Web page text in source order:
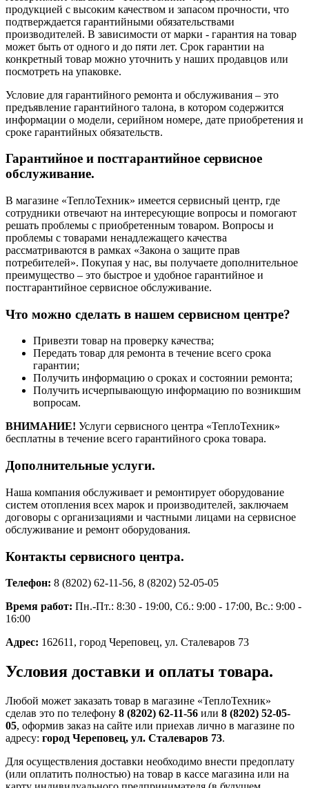
продукцией с высоким качеством и запасом прочности, что
подтверждается гарантийными обязательствами
производителей. В зависимости от марки - гарантия на товар
может быть от одного и до пяти лет. Срок гарантии на
конкретный товар можно уточнить у наших продавцов или
посмотреть на упаковке.
Условие для гарантийного ремонта и обслуживания – это
предъявление гарантийного талона, в котором содержится
информации о модели, серийном номере, дате приобретения и
сроке гарантийных обязательств.
Гарантийное и постгарантийное сервисное
обслуживание.
В магазине «ТеплоТехник» имеется сервисный центр, где
сотрудники отвечают на интересующие вопросы и помогают
решать проблемы с приобретенным товаром. Вопросы и
проблемы с товарами ненадлежащего качества
рассматриваются в рамках «Закона о защите прав
потребителей». Покупая у нас, вы получаете дополнительное
преимущество – это быстрое и удобное гарантийное и
постгарантийное сервисное обслуживание.
Что можно сделать в нашем сервисном центре?
Привезти товар на проверку качества;
Передать товар для ремонта в течение всего срока
гарантии;
Получить информацию о сроках и состоянии ремонта;
Получить исчерпывающую информацию по возникшим
вопросам.
ВНИМАНИЕ! Услуги сервисного центра «ТеплоТехник»
бесплатны в течение всего гарантийного срока товара.
Дополнительные услуги.
Наша компания обслуживает и ремонтирует оборудование
систем отопления всех марок и производителей, заключаем
договоры с организациями и частными лицами на сервисное
обслуживание и ремонт оборудования.
Контакты сервисного центра.
Телефон: 8 (8202) 62-11-56, 8 (8202) 52-05-05
Время работ: Пн.-Пт.: 8:30 - 19:00, Сб.: 9:00 - 17:00, Вс.: 9:00 -
16:00
Адрес: 162611, город Череповец, ул. Сталеваров 73
Условия доставки и оплаты товара.
Любой может заказать товар в магазине «ТеплоТехник»
сделав это по телефону 8 (8202) 62-11-56 или 8 (8202) 52-05-
05, оформив заказ на сайте или приехав лично в магазине по
адресу: город Череповец, ул. Сталеваров 73.
Для осуществления доставки необходимо внести предоплату
(или оплатить полностью) на товар в кассе магазина или на